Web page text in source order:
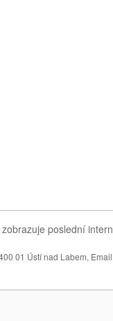
zobrazuje poslední
01 Ústí nad Labem,